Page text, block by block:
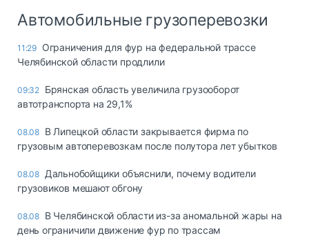
Автомобильные грузоперевозки
11:29 Ограничения для фур на федеральной трассе
Челябинской области продлили
09:32 Брянская область увеличила грузооборот
автотранспорта на 29,1%
08.08 В Липецкой области закрывается фирма по
грузовым автоперевозкам после полутора лет убытков
08.08 Дальнобойщики объяснили, почему водители
грузовиков мешают обгону
08.08 В Челябинской области из-за аномальной жары на
день ограничили движение фур по трассам